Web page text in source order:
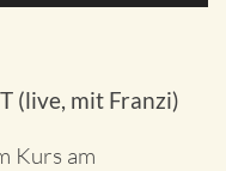
(live, mit Franzi)
Kurs am